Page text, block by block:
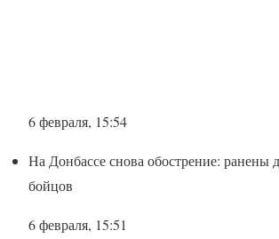
6 февраля, 15:54
На Донбассе снова обострение: ранены
бойцов
6 февраля, 15:51